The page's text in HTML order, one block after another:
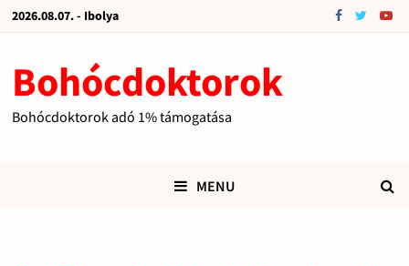
2026.08.07. - Ibolya
Bohócdoktorok
Bohócdoktorok adó 1% támogatása
MENU